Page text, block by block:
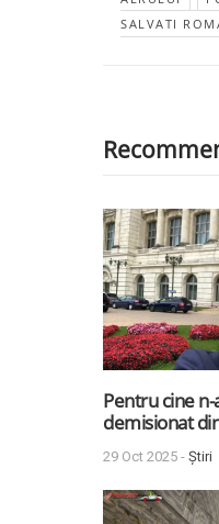
SALVATI
Pentru cine
demisionat
29 Oct 2025 - Știri